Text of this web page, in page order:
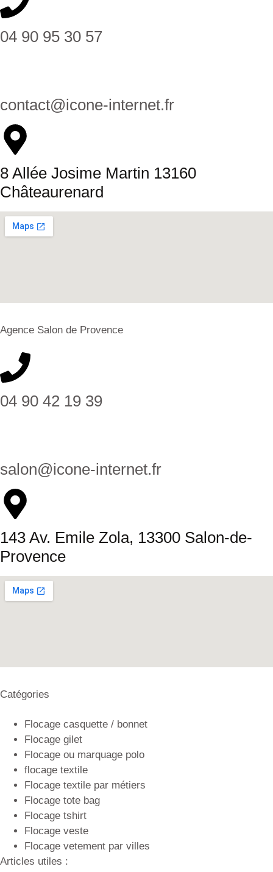
04 90 95 30 57
contact@icone-internet.fr
8 Allée Josime Martin 13160
Châteaurenard
Agence Salon de Provence
04 90 42 19 39
salon@icone-internet.fr
143 Av. Emile Zola, 13300 Salon-de-
Provence
Catégories
Flocage casquette / bonnet
Flocage gilet
Flocage ou marquage polo
flocage textile
Flocage textile par métiers
Flocage tote bag
Flocage tshirt
Flocage veste
Flocage vetement par villes
Articles utiles :